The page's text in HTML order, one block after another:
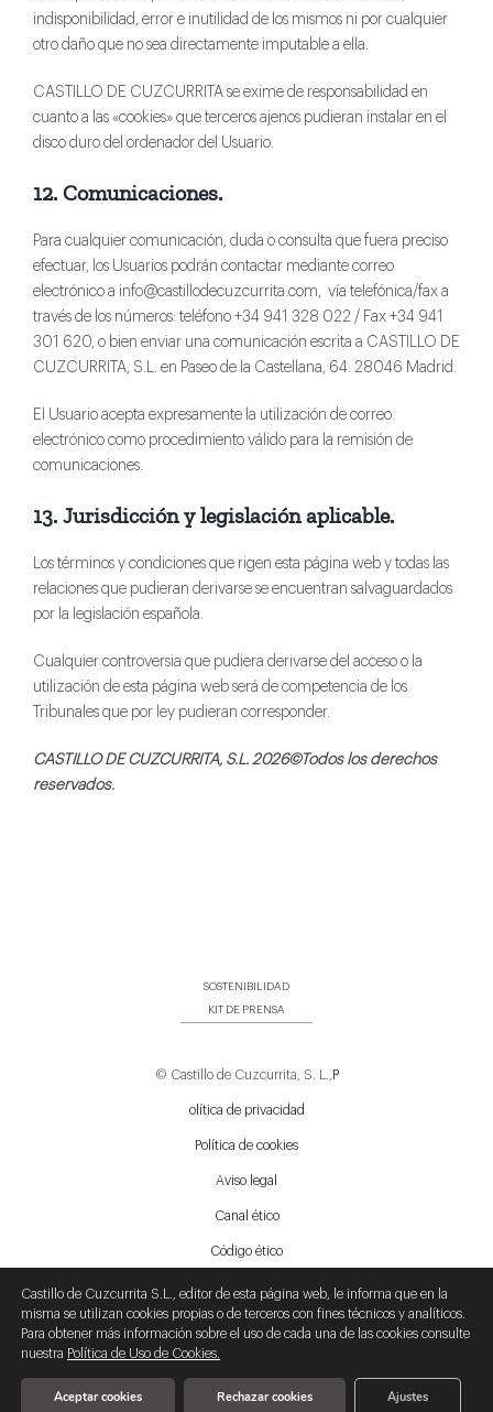
indisponibilidad, error e inutilidad de los mismos ni por cualquier
otro daño que no sea directamente imputable a ella.
CASTILLO DE CUZCURRITA se exime de responsabilidad en
cuanto a las «cookies» que terceros ajenos pudieran instalar en el
disco duro del ordenador del Usuario.
12. Comunicaciones.
Para cualquier comunicación, duda o consulta que fuera preciso
efectuar, los Usuarios podrán contactar mediante correo
electrónico a info@castillodecuzcurrita.com, vía telefónica/fax a
través de los números: teléfono +34 941 328 022 / Fax +34 941
301 620, o bien enviar una comunicación escrita a CASTILLO DE
CUZCURRITA, S.L. en Paseo de la Castellana, 64. 28046 Madrid.
El Usuario acepta expresamente la utilización de correo
electrónico como procedimiento válido para la remisión de
comunicaciones.
13. Jurisdicción y legislación aplicable.
Los términos y condiciones que rigen esta página web y todas las
relaciones que pudieran derivarse se encuentran salvaguardados
por la legislación española.
Cualquier controversia que pudiera derivarse del acceso o la
utilización de esta página web será de competencia de los
Tribunales que por ley pudieran corresponder.
CASTILLO DE CUZCURRITA, S.L. 2026©Todos los derechos
reservados.
SOSTENIBILIDAD
KIT DE PRENSA
© Castillo de Cuzcurrita, S. L., P
olítica de privacidad
Política de cookies
Aviso legal
Canal ético
Código ético
Mapa Web
Buscador
Castillo de Cuzcurrita S.L., editor de esta página web, le informa que en la
misma se utilizan cookies propias o de terceros con fines técnicos y analíticos.
Para obtener más información sobre el uso de cada una de las cookies consulte
nuestra Política de Uso de Cookies.
Aceptar cookies Rechazar cookies Ajustes